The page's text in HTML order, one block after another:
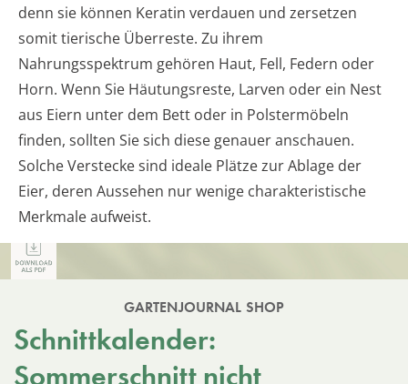
denn sie können Keratin verdauen und zersetzen
somit tierische Überreste. Zu ihrem
Nahrungsspektrum gehören Haut, Fell, Federn oder
Horn. Wenn Sie Häutungsreste, Larven oder ein Nest
aus Eiern unter dem Bett oder in Polstermöbeln
finden, sollten Sie sich diese genauer anschauen.
Solche Verstecke sind ideale Plätze zur Ablage der
Eier, deren Aussehen nur wenige charakteristische
Merkmale aufweist.
GARTENJOURNAL SHOP
Schnittkalender:
Sommerschnitt nicht